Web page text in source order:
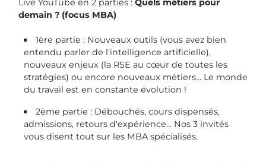
Live YouTube en 2 parties : Quels métiers pour
demain ? (focus MBA)
1ère partie : Nouveaux outils (vous avez bien
entendu parler de l'intelligence artificielle),
nouveaux enjeux (la RSE au cœur de toutes les
stratégies) ou encore nouveaux métiers... Le monde
du travail est en constante évolution !
2ème partie : Débouchés, cours dispensés,
admissions, retours d'expérience... Nos 3 invités
vous disent tout sur les MBA spécialisés.